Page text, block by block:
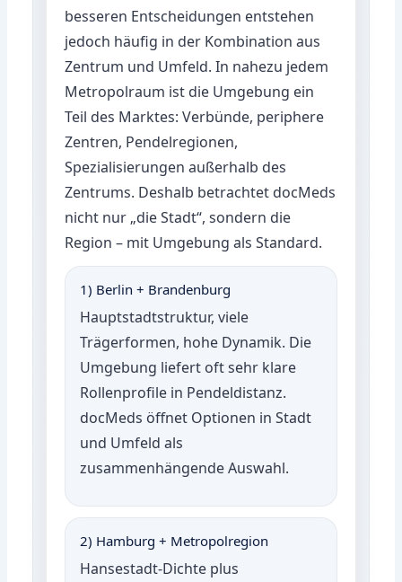
besseren Entscheidungen entstehen
jedoch häufig in der Kombination aus
Zentrum und Umfeld. In nahezu jedem
Metropolraum ist die Umgebung ein
Teil des Marktes: Verbünde, periphere
Zentren, Pendelregionen,
Spezialisierungen außerhalb des
Zentrums. Deshalb betrachtet docMeds
nicht nur „die Stadt“, sondern die
Region – mit Umgebung als Standard.
1) Berlin + Brandenburg
Hauptstadtstruktur, viele
Trägerformen, hohe Dynamik. Die
Umgebung liefert oft sehr klare
Rollenprofile in Pendeldistanz.
docMeds öffnet Optionen in Stadt
und Umfeld als
zusammenhängende Auswahl.
2) Hamburg + Metropolregion
Hansestadt-Dichte plus